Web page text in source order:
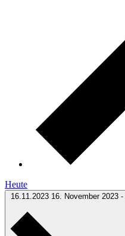
Heute
16.11.2023 16. November 2023 -